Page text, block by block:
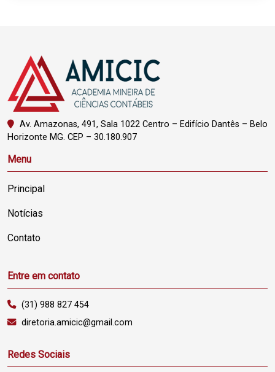
Av. Amazonas, 491, Sala 1022 Centro – Edifício Dantês – Belo
Horizonte MG. CEP – 30.180.907
Menu
Principal
Notícias
Contato
Entre em contato
(31) 988 827 454
diretoria.amicic@gmail.com
Redes Sociais